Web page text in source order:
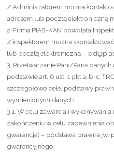
Z Administratorem można
adresem lub pocztą elektroniczną
2. Firma PIAS-KAN powołała
Z inspektorem można
lub pocztą elektroniczną –
3. Przetwarzanie Pani/Pana
podstawie art. 6 ust. 1 pkt a, b, c, f
szczegółowo cele, podstawy
wymienionych danych:
3.1. W celu zawarcia i wykonywania
zakończeniu w celu zapewnienia
gwarancja) – podstawa prawna jw.
gwarancyjnego.